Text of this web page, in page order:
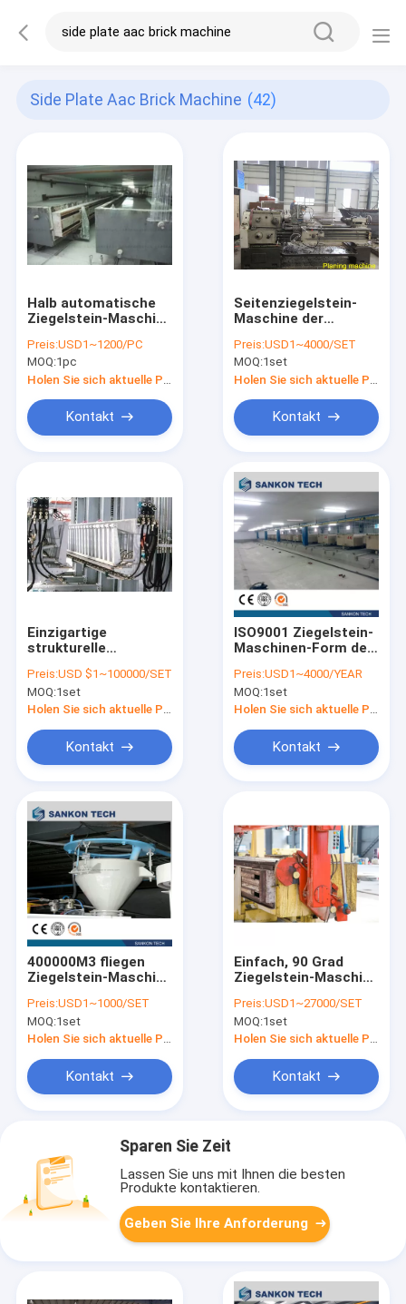
Side Plate Aac Brick Machine (42)
Halb automatische
Ziegelstein-Maschine
Seitenplatten-AAC
Preis:USD1~1200/PC
MOQ:1pc
Kontakt
Seitenziegelstein-
Maschine der
Reiniger-AAC
Preis:USD1~4000/SET
MOQ:1set
Kontakt
Einzigartige
strukturelle
automatische
Ziegeleimaschine
hydraulische
Antrieb
Trennzeichen-AAC
Preis:USD $1~100000/SET
MOQ:1set
Kontakt
ISO9001 Ziegelstein-
Maschinen-Form des
Preis:USD1~4000/YEAR
MOQ:1set
Kontakt
400000M3 fliegen
Ziegelstein-Maschine
AAC
Preis:USD1~1000/SET
MOQ:1set
Holen Sie sich aktuelle Preis
Kontakt
Einfach, 90 Grad
Ziegelstein-Maschine
kippend reparierend
Preis:USD1~27000/SET
MOQ:1set
Holen Sie sich aktuelle Preis
Kontakt
Sparen Sie Zeit
Lassen Sie uns mit Ihnen die besten
Produkte kontaktieren.
Geben Sie Ihre Anforderung